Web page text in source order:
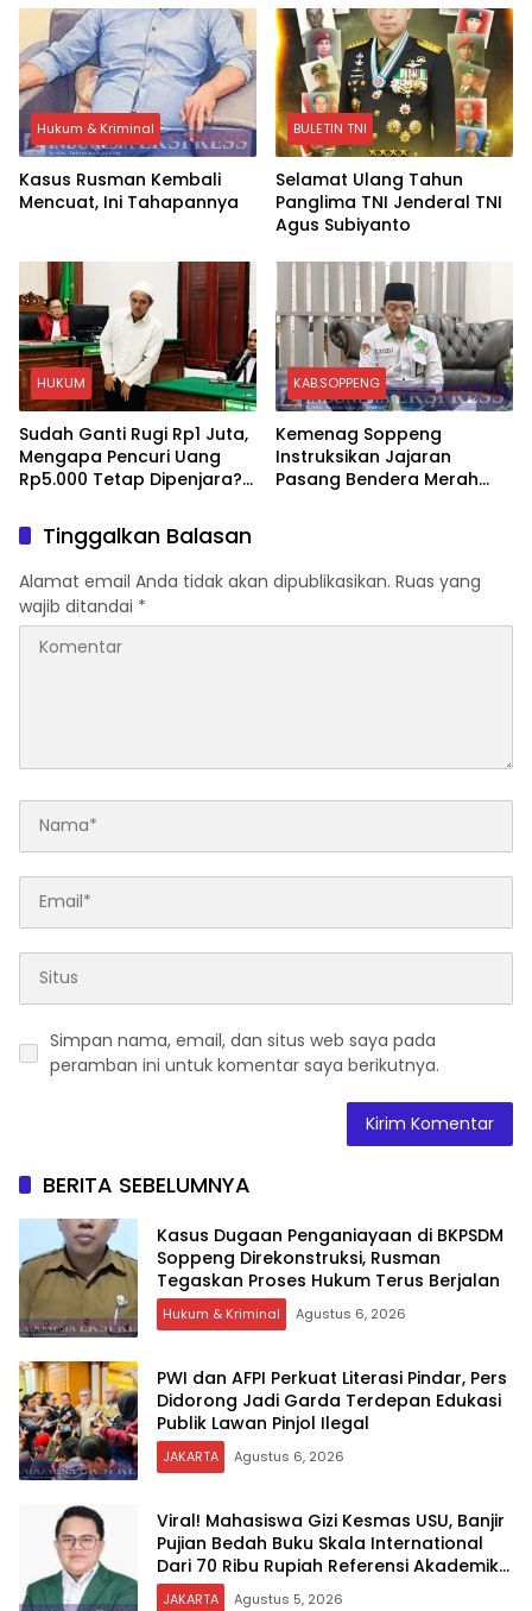
Rupiah Referensi Akademik
Dunia
2026
Hukum & Kriminal
Kasus Rusman Kembali
Mencuat, Ini Tahapannya
BULETIN TNI
Selamat Ulang Tahun
Panglima TNI Jenderal TNI
Agus Subiyanto
HUKUM
Sudah Ganti Rugi Rp1 Juta,
Mengapa Pencuri Uang
Rp5.000 Tetap Dipenjara?
KAB.SOPPENG
Kemenag Soppeng
Instruksikan Jajaran
Pasang Bendera Merah
Tinggalkan Balasan
Alamat email Anda tidak akan dipublikasikan. Ruas yang
wajib ditandai *
Simpan nama, email, dan situs web saya pada
peramban ini untuk komentar saya berikutnya.
BERITA SEBELUMNYA
Kasus Dugaan Penganiayaan di BKPSDM
Soppeng Direkonstruksi, Rusman
Tegaskan Proses Hukum Terus Berjalan
Hukum & Kriminal Agustus 6, 2026
PWI dan AFPI Perkuat Literasi Pindar, Pers
Didorong Jadi Garda Terdepan Edukasi
Publik Lawan Pinjol Ilegal
JAKARTA Agustus 6, 2026
Viral! Mahasiswa Gizi Kesmas USU, Banjir
Pujian Bedah Buku Skala International
Dari 70 Ribu Rupiah Referensi Akademik
Dunia
JAKARTA Agustus 5, 2026